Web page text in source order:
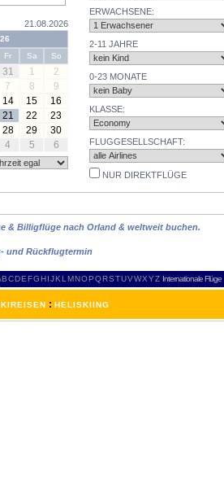
21.08.2026
Fr Sa So
31 1
2
7 8
9
14 15
16
21 22
23
28 29
30
4 5 6
ERWACHSENE:
2-11 JAHRE
0-23 MONATE
KLASSE:
FLUGGESELLSCHAFT:
NUR DIREKTFLÜGE
& Billigflüge nach Orland & weltweit buchen.
und Rückflugtermin
BCDEFGH IJKL MNOPQRSTUVWXYZ Internationale Flüge
: HELISKIING